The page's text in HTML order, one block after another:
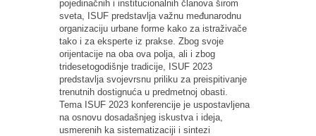
pojedinačnih i institucionalnih članova širom
sveta, ISUF predstavlja važnu međunarodnu
organizaciju urbane forme kako za istraživače
tako i za eksperte iz prakse. Zbog svoje
orijentacije na oba ova polja, ali i zbog
tridesetogodišnje tradicije, ISUF 2023
predstavlja svojevrsnu priliku za preispitivanje
trenutnih dostignuća u predmetnoj obasti.
Tema ISUF 2023 konferencije je uspostavljena
na osnovu dosadašnjeg iskustva i ideja,
usmerenih ka sistematizaciji i sintezi